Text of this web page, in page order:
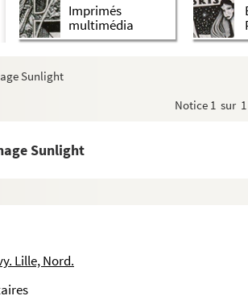
Imprimés
multimédia
Sunlight
Notice 1 sur 1
Sunlight
Lille, Nord.